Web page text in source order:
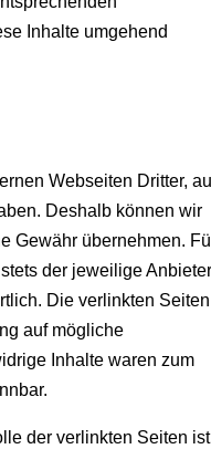
Inhalte umgehend
Webseiten Dritter,
Deshalb können wir
Gewähr übernehmen.
der jeweilige Anbieter
Die verlinkten Seiten
auf mögliche
Inhalte waren zum
der verlinkten Seiten ist